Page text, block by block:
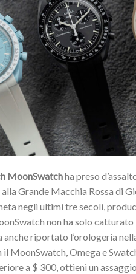
MoonSwatchha preso
Grande Macchia Rossa di
negli ultimi tre secoli,
non ha solo
anche riportato l’orologeria
MoonSwatch, Omega e
a $ 300, ottieni un